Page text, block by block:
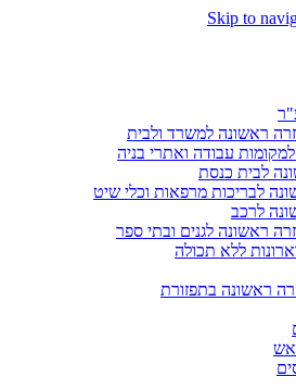
Skip to
ראשונה למשרד ולבית
עבודה ואתרי בניה
לבית כנסת
לבריכות מרפאות וכלי שיט
לרכב
ראשונה לגנים ובתי ספר
ללא תכולה
ראשונה בתפזורת